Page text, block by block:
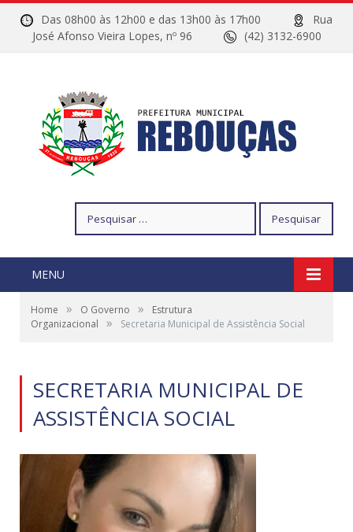
Das 08h00 às 12h00 e das 13h00 às 17h00
Rua
José Afonso Vieira Lopes, nº 96
(42) 3132-6900
por:
MENU
Home » O Governo »
Estrutura
Organizacional
» Secretaria Municipal de Assistência Social
SECRETARIA MUNICIPAL DE
ASSISTÊNCIA SOCIAL